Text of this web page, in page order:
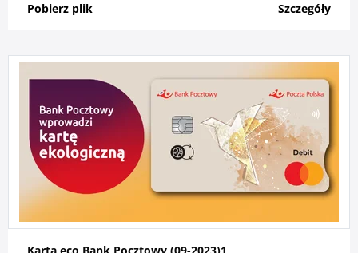
Pobierz plik
Szczegóły